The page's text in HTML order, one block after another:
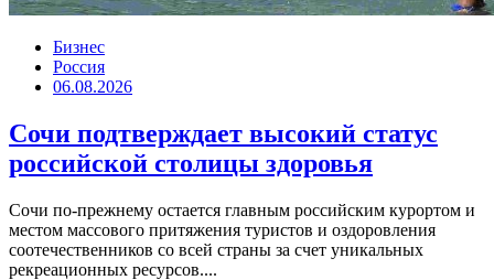
Бизнес
Россия
06.08.2026
Сочи подтверждает высокий статус
российской столицы здоровья
Сочи по-прежнему остается главным российским курортом и
местом массового притяжения туристов и оздоровления
соотечественников со всей страны за счет уникальных
рекреационных ресурсов....